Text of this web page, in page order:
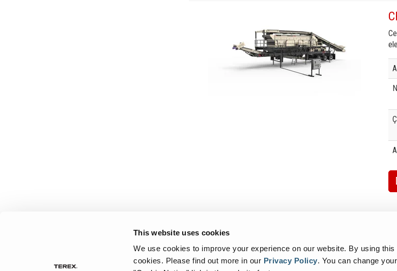
This website uses cookies
We use cookies to improve your experience on our website. By using
cookies. Please find out more in our Privacy Policy. You can change